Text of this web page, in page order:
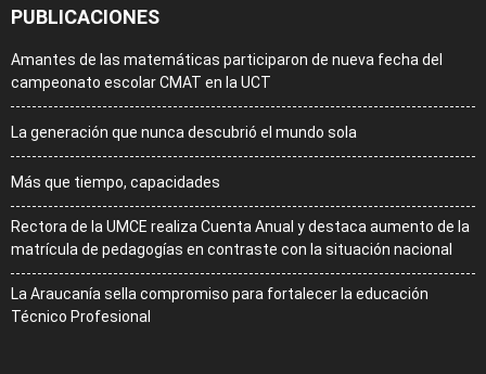
PUBLICACIONES
Amantes de las matemáticas participaron de nueva fecha del
campeonato escolar CMAT en la UCT
La generación que nunca descubrió el mundo sola
Más que tiempo, capacidades
Rectora de la UMCE realiza Cuenta Anual y destaca aumento de la
matrícula de pedagogías en contraste con la situación nacional
La Araucanía sella compromiso para fortalecer la educación
Técnico Profesional